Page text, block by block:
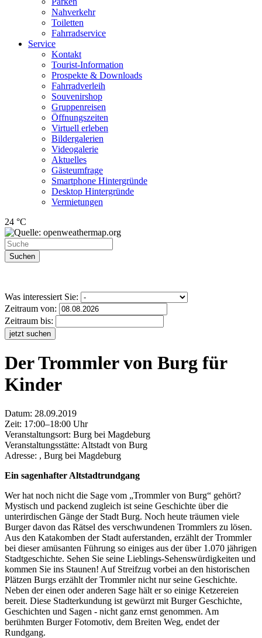
Nahverkehr
Toiletten
Fahrradservice
Service
Kontakt
Tourist-Information
Prospekte & Downloads
Fahrradverleih
Souvenirshop
Gruppenreisen
Öffnungszeiten
Virtuell erleben
Bildergalerien
Videogalerie
Aktuelles
Gästeumfrage
Smartphone Hintergründe
Desktop Hintergründe
Vermietungen
24 °C
Suchen
Was interessiert Sie:
Zeitraum von:
Zeitraum bis:
jetzt suchen
Der Trommler von Burg für
Kinder
Datum: 28.09.2019
Zeit: 17:00–18:00 Uhr
Veranstaltungsort: Burg bei Magdeburg
Veranstaltungsstätte: Altstadt von Burg
Adresse: , Burg bei Magdeburg
Ein sagenhafter Altstadtrundgang
Wer hat noch nicht die Sage vom „Trommler von Burg“ gehört?
Mystisch und packend zugleich ist seine Geschichte über die
unterirdischen Gänge der Stadt Burg. Noch heute träumen viele
Burger davon das Rätsel des verschwundenen Trommlers zu lösen.
Aus den Katakomben der Stadt auferstanden, erzählt der Trommler
bei dieser amüsanten Führung so einiges aus der über 1.070 jährigen
Stadtgeschichte. Sehen Sie seine Lieblings-Sehenswürdigkeiten und
kommen Sie ins Staunen! Auf Streifzug vorbei an den historischen
Plätzen Burgs erzählt der Trommler nicht nur seine Geschichte.
Neben der einen oder anderen Sage hält er so einige Ketzereien
bereit. Diese Stadterkundung ist gewürzt mit Burger Geschichte,
Geschichten und Sagen - nicht ganz ernst genommen. Am
berühmten Burger Fotomotiv, dem Breiten Weg, endet der
Rundgang.